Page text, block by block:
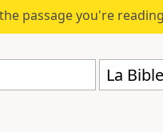
passage you're
La